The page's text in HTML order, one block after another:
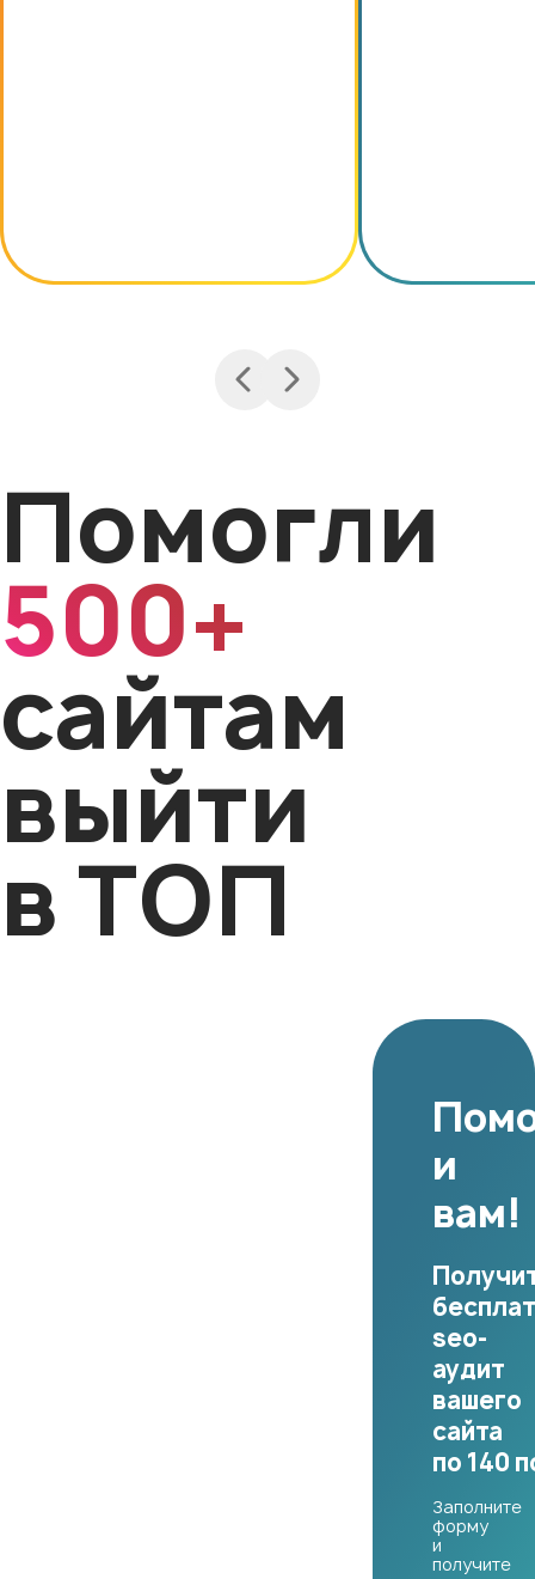
Помогли
500+
сайтам
выйти
в ТОП
и
вам!
seo-
аудит
вашего
сайта
по 140
Заполните
форму
и
получите